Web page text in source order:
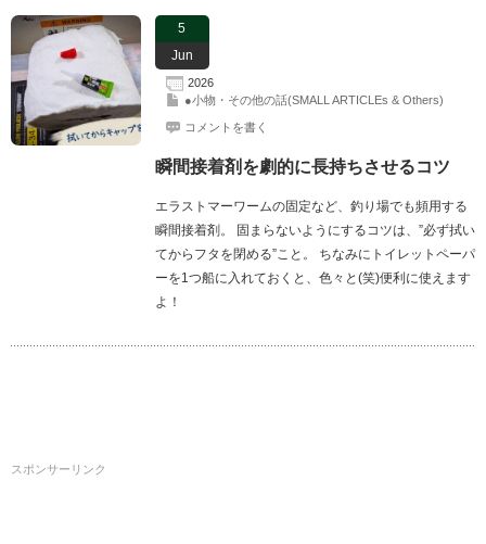
5
Jun
2026
●小物・その他の話(SMALL ARTICLEs & Others)
コメントを書く
瞬間接着剤を劇的に長持ちさせるコツ
エラストマーワームの固定など、釣り場でも頻用する
瞬間接着剤。 固まらないようにするコツは、”必ず拭い
てからフタを閉める”こと。 ちなみにトイレットペーパ
ーを1つ船に入れておくと、色々と(笑)便利に使えます
よ！
スポンサーリンク